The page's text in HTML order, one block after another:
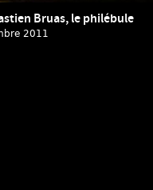
Bruas, le philébule
2011